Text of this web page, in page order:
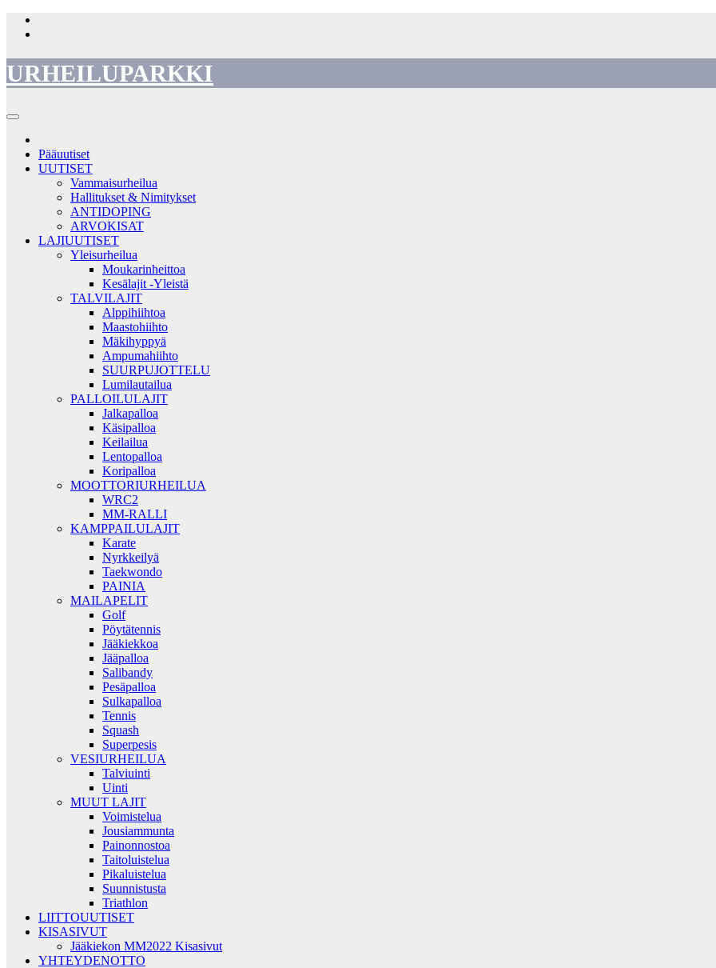
Skip
URHEILUPARKKI
Pääuutiset
UUTISET
Vammaisurheilua
Hallitukset & Nimitykset
ANTIDOPING
ARVOKISAT
LAJIUUTISET
Yleisurheilua
Moukarinheittoa
Kesälajit -Yleistä
TALVILAJIT
Alppihiihtoa
Maastohiihto
Mäkihyppyä
Ampumahiihto
SUURPUJOTTELU
Lumilautailua
PALLOILULAJIT
Jalkapalloa
Käsipalloa
Keilailua
Lentopalloa
Koripalloa
MOOTTORIURHEILUA
WRC2
MM-RALLI
KAMPPAILULAJIT
Karate
Nyrkkeilyä
Taekwondo
PAINIA
MAILAPELIT
Golf
Pöytätennis
Jääkiekkoa
Jääpalloa
Salibandy
Pesäpalloa
Sulkapalloa
Tennis
Squash
Superpesis
VESIURHEILUA
Talviuinti
Uinti
MUUT LAJIT
Voimistelua
Jousiammunta
Painonnostoa
Taitoluistelua
Pikaluistelua
Suunnistusta
Triathlon
LIITTOUUTISET
KISASIVUT
Jääkiekon MM2022 Kisasivut
YHTEYDENOTTO